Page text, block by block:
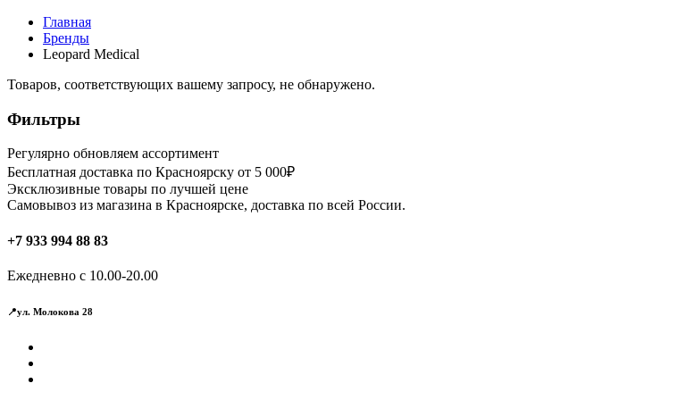
Главная
Бренды
Leopard Medical
Товаров, соответствующих вашему запросу, не обнаружено.
Фильтры
Регулярно обновляем ассортимент
Бесплатная доставка по Красноярску от 5 000₽
Эксклюзивные товары по лучшей цене
Самовывоз из магазина в Красноярске, доставка по всей России.
+7 933 994 88 83
Ежедневно с 10.00-20.00
📍ул. Молокова 28